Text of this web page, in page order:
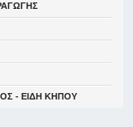
- ΕΙΔΗ ΚΗΠΟΥ